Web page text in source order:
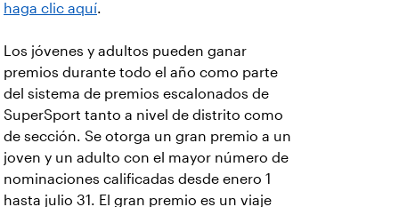
haga clic aquí.
Los jóvenes y adultos pueden ganar
premios durante todo el año como parte
del sistema de premios escalonados de
SuperSport tanto a nivel de distrito como
de sección. Se otorga un gran premio a un
joven y un adulto con el mayor número de
nominaciones calificadas desde enero 1
hasta julio 31. El gran premio es un viaje